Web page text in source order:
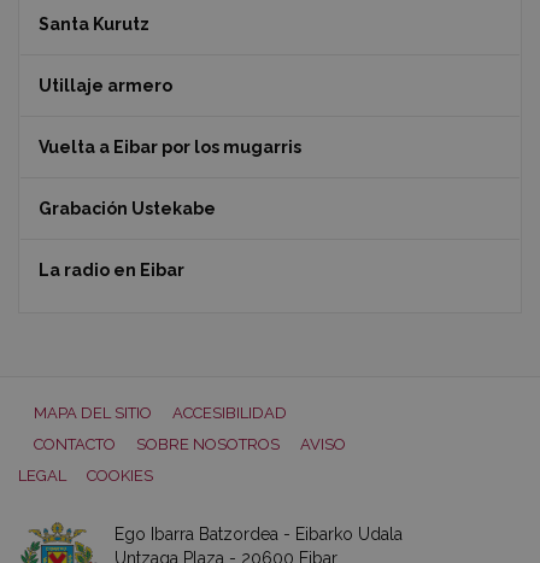
Santa Kurutz
Utillaje armero
Vuelta a Eibar por los mugarris
Grabación Ustekabe
La radio en Eibar
MAPA DEL SITIO
ACCESIBILIDAD
CONTACTO
SOBRE NOSOTROS
AVISO
LEGAL
COOKIES
Ego Ibarra Batzordea - Eibarko Udala
Untzaga Plaza - 20600 Eibar